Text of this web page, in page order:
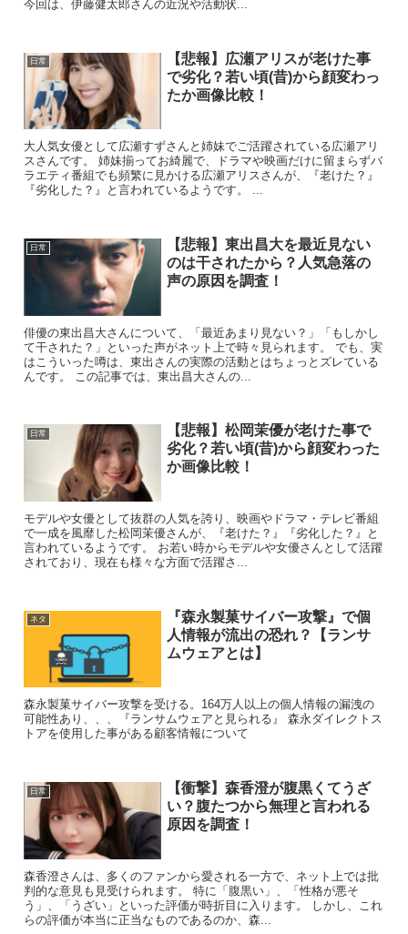
今回は、伊藤健太郎さんの近況や活動状...
日常
【悲報】広瀬アリスが老けた事
で劣化？若い頃(昔)から顔変わっ
たか画像比較！
大人気女優として広瀬すずさんと姉妹でご活躍されている広瀬アリ
スさんです。 姉妹揃ってお綺麗で、ドラマや映画だけに留まらずバ
ラエティ番組でも頻繁に見かける広瀬アリスさんが、『老けた？』
『劣化した？』と言われているようです。 ...
日常
【悲報】東出昌大を最近見ない
のは干されたから？人気急落の
声の原因を調査！
俳優の東出昌大さんについて、「最近あまり見ない？」「もしかし
て干された？」といった声がネット上で時々見られます。 でも、実
はこういった噂は、東出さんの実際の活動とはちょっとズレている
んです。 この記事では、東出昌大さんの...
日常
【悲報】松岡茉優が老けた事で
劣化？若い頃(昔)から顔変わった
か画像比較！
モデルや女優として抜群の人気を誇り、映画やドラマ・テレビ番組
で一成を風靡した松岡茉優さんが、『老けた？』『劣化した？』と
言われているようです。 お若い時からモデルや女優さんとして活躍
されており、現在も様々な方面で活躍さ...
ネタ
『森永製菓サイバー攻撃』で個
人情報が流出の恐れ？【ランサ
ムウェアとは】
森永製菓サイバー攻撃を受ける。164万人以上の個人情報の漏洩の
可能性あり、、、『ランサムウェアと見られる』 森永ダイレクトス
トアを使用した事がある顧客情報について
日常
【衝撃】森香澄が腹黒くてうざ
い？腹たつから無理と言われる
原因を調査！
森香澄さんは、多くのファンから愛される一方で、ネット上では批
判的な意見も見受けられます。 特に「腹黒い」、「性格が悪そ
う」、「うざい」といった評価が時折目に入ります。 しかし、これ
らの評価が本当に正当なものであるのか、森...